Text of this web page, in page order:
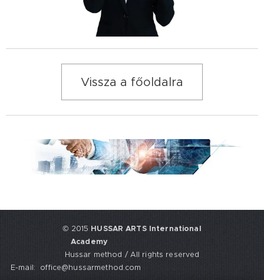
Vissza a főoldalra
© 2015 HUSSAR ARTS International
Academy
Hussar method / All rights reserved
E-mail: office@hussarmethod.com